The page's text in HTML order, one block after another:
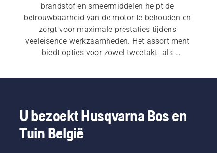
brandstof en smeermiddelen helpt de
betrouwbaarheid van de motor te behouden en
zorgt voor maximale prestaties tijdens
veeleisende werkzaamheden. Het assortiment
biedt opties voor zowel tweetakt- als
praktische accessoires.
U bezoekt Husqvarna Bos en
Tuin België